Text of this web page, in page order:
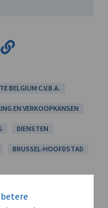
BELGIUM C.V.B.A.
EN VERKOOPKANSEN
DIENSTEN
BRUSSEL-HOOFDSTAD